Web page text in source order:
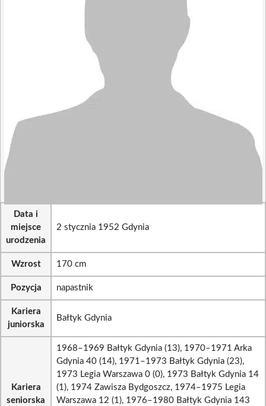
Data i
miejsce
urodzenia
2 stycznia 1952 Gdynia
Wzrost 170 cm
Pozycja napastnik
Kariera
juniorska
Bałtyk Gdynia
Kariera
seniorska
1968–1969 Bałtyk Gdynia (13), 1970–1971 Arka
Gdynia 40 (14), 1971–1973 Bałtyk Gdynia (23),
1973 Legia Warszawa 0 (0), 1973 Bałtyk Gdynia 14
(1), 1974 Zawisza Bydgoszcz, 1974–1975 Legia
Warszawa 12 (1), 1976–1980 Bałtyk Gdynia 143